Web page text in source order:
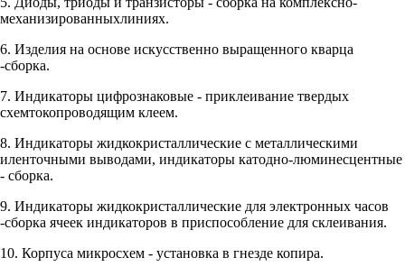
механизированныхлиниях.
6. Изделия на основе искусственно выращенного кварца
-сборка.
7. Индикаторы цифрознаковые - приклеивание твердых
схемтокопроводящим клеем.
8. Индикаторы жидкокристаллические с металлическими
иленточными выводами, индикаторы катодно-люминесцентные
- сборка.
9. Индикаторы жидкокристаллические для электронных часов
-сборка ячеек индикаторов в приспособление для склеивания.
10. Корпуса микросхем - установка в гнезде копира.